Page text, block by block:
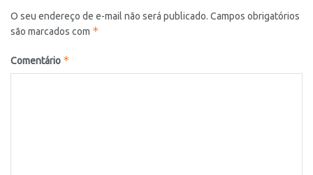
O seu endereço de e-mail não será publicado. Campos obrigatórios
são marcados com *
Comentário *